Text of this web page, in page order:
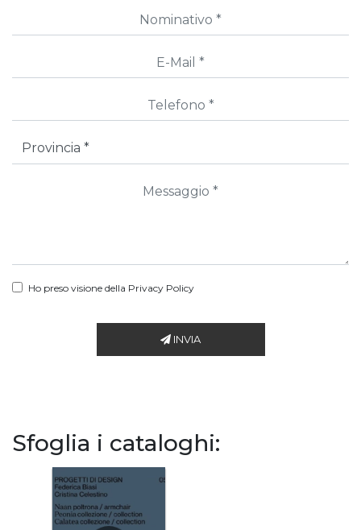
Ho preso visione della Privacy Policy
INVIA
Sfoglia i cataloghi: